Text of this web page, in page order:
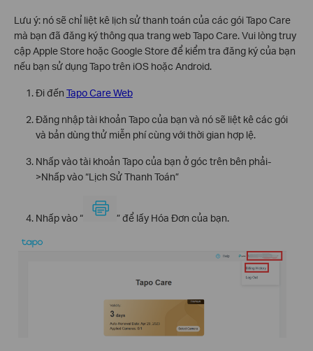
Lưu ý: nó sẽ chỉ liệt kê lịch sử thanh toán của các gói Tapo Care
mà bạn đã đăng ký thông qua trang web Tapo Care. Vui lòng truy
cập Apple Store hoặc Google Store để kiểm tra đăng ký của bạn
nếu bạn sử dụng Tapo trên iOS hoặc Android.
Đi đến Tapo Care Web
Đăng nhập tài khoản Tapo của bạn và nó sẽ liệt kê các gói
và bản dùng thử miễn phí cùng với thời gian hợp lệ.
Nhấp vào tài khoản Tapo của bạn ở góc trên bên phải-
>Nhấp vào “Lịch Sử Thanh Toán”
Nhấp vào “ ” để lấy Hóa Đơn của bạn.